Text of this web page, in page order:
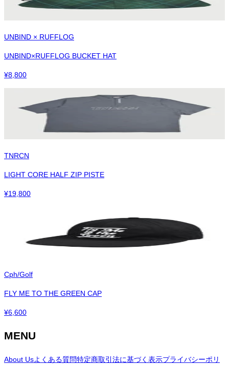
UNBIND × RUFFLOG
UNBIND×RUFFLOG BUCKET HAT
¥8,800
TNRCN
LIGHT CORE HALF ZIP PISTE
¥19,800
Cph/Golf
FLY ME TO THE GREEN CAP
¥6,600
MENU
About Usよくある質問特定商取引法に基づく表示プライバシーポリ